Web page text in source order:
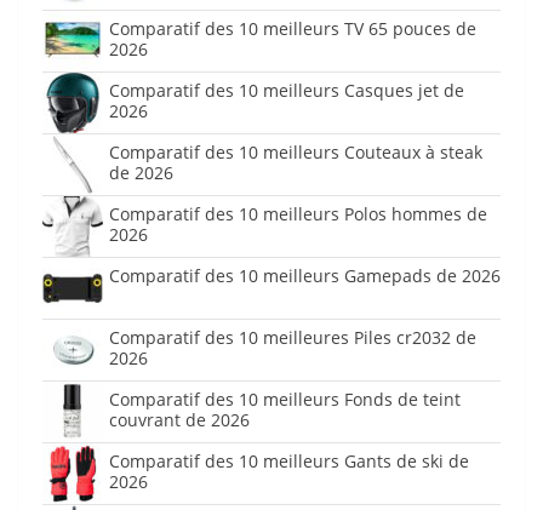
Comparatif des 10 meilleurs TV 65 pouces de
2026
Comparatif des 10 meilleurs Casques jet de
2026
Comparatif des 10 meilleurs Couteaux à steak
de 2026
Comparatif des 10 meilleurs Polos hommes de
2026
Comparatif des 10 meilleurs Gamepads de 2026
Comparatif des 10 meilleures Piles cr2032 de
2026
Comparatif des 10 meilleurs Fonds de teint
couvrant de 2026
Comparatif des 10 meilleurs Gants de ski de
2026